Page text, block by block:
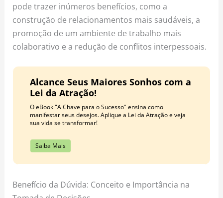
pode trazer inúmeros benefícios, como a
construção de relacionamentos mais saudáveis, a
promoção de um ambiente de trabalho mais
colaborativo e a redução de conflitos interpessoais.
Alcance Seus Maiores Sonhos com a
Lei da Atração!
O eBook "A Chave para o Sucesso" ensina como
manifestar seus desejos. Aplique a Lei da Atração e veja
sua vida se transformar!
Saiba Mais
Benefício da Dúvida: Conceito e Importância na